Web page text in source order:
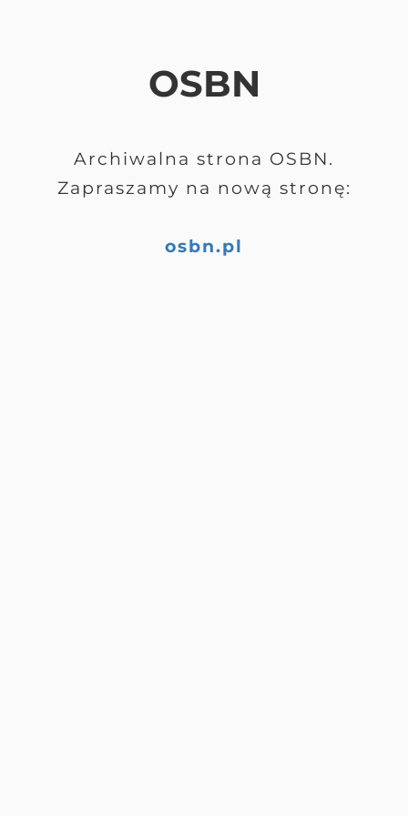
OSBN
Archiwalna strona OSBN.
Zapraszamy na nową stronę:
osbn.pl